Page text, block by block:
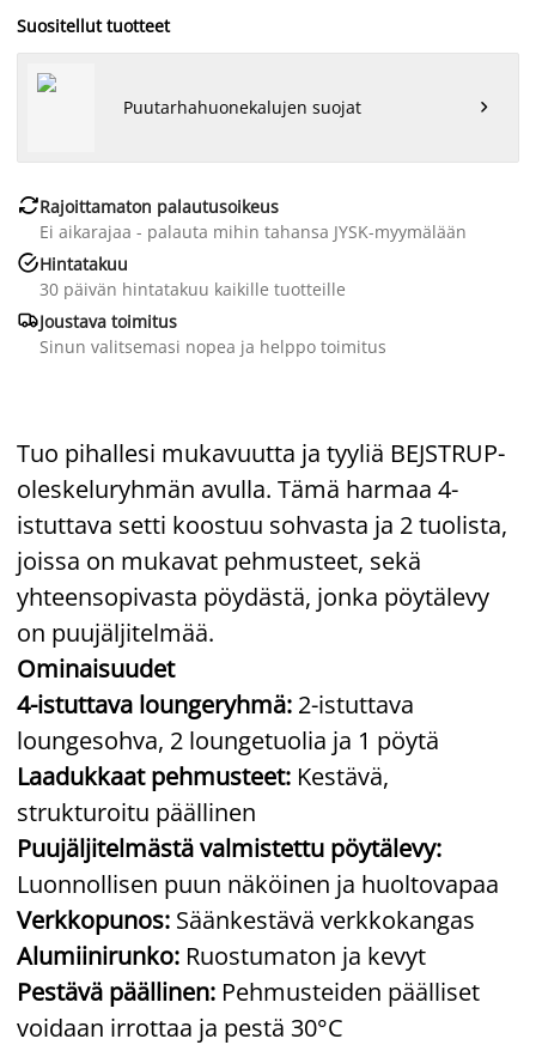
Suositellut tuotteet
Puutarhahuonekalujen suojat 
Rajoittamaton palautusoikeus
Ei aikarajaa - palauta mihin tahansa JYSK-myymälään
Hintatakuu
30 päivän hintatakuu kaikille tuotteille
Joustava toimitus
Sinun valitsemasi nopea ja helppo toimitus
Tuo pihallesi mukavuutta ja tyyliä BEJSTRUP-
oleskeluryhmän avulla. Tämä harmaa 4-
istuttava setti koostuu sohvasta ja 2 tuolista,
joissa on mukavat pehmusteet, sekä
yhteensopivasta pöydästä, jonka pöytälevy
on puujäljitelmää.
Ominaisuudet
4-istuttava loungeryhmä: 2-istuttava
loungesohva, 2 loungetuolia ja 1 pöytä
Laadukkaat pehmusteet: Kestävä,
strukturoitu päällinen
Puujäljitelmästä valmistettu pöytälevy:
Luonnollisen puun näköinen ja huoltovapaa
Verkkopunos: Säänkestävä verkkokangas
Alumiinirunko: Ruostumaton ja kevyt
Pestävä päällinen: Pehmusteiden päälliset
voidaan irrottaa ja pestä 30°C